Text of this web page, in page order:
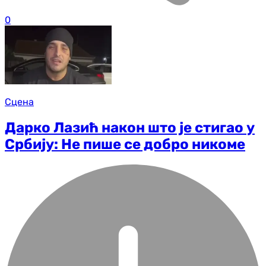
0
Сцена
Дарко Лазић након што је стигао у
Србију: Не пише се добро никоме